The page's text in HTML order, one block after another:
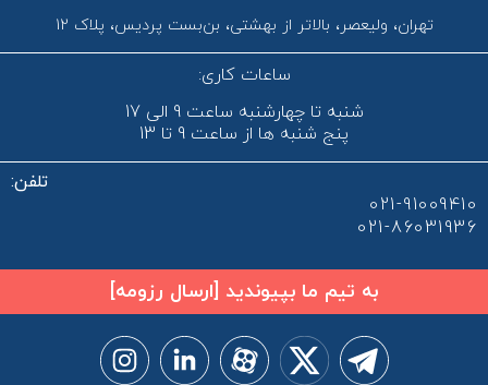
تهران، ولیعصر، بالاتر از بهشتی، بن‌بست پردیس، پلاک 12
ساعات کاری:
شنبه تا چهارشنبه ساعت 9 الی 17
پنج شنبه ها از ساعت 9 تا 13
تلفن:
021-91009410
021-86031936
به تیم ما بپیوندید [ارسال رزومه]